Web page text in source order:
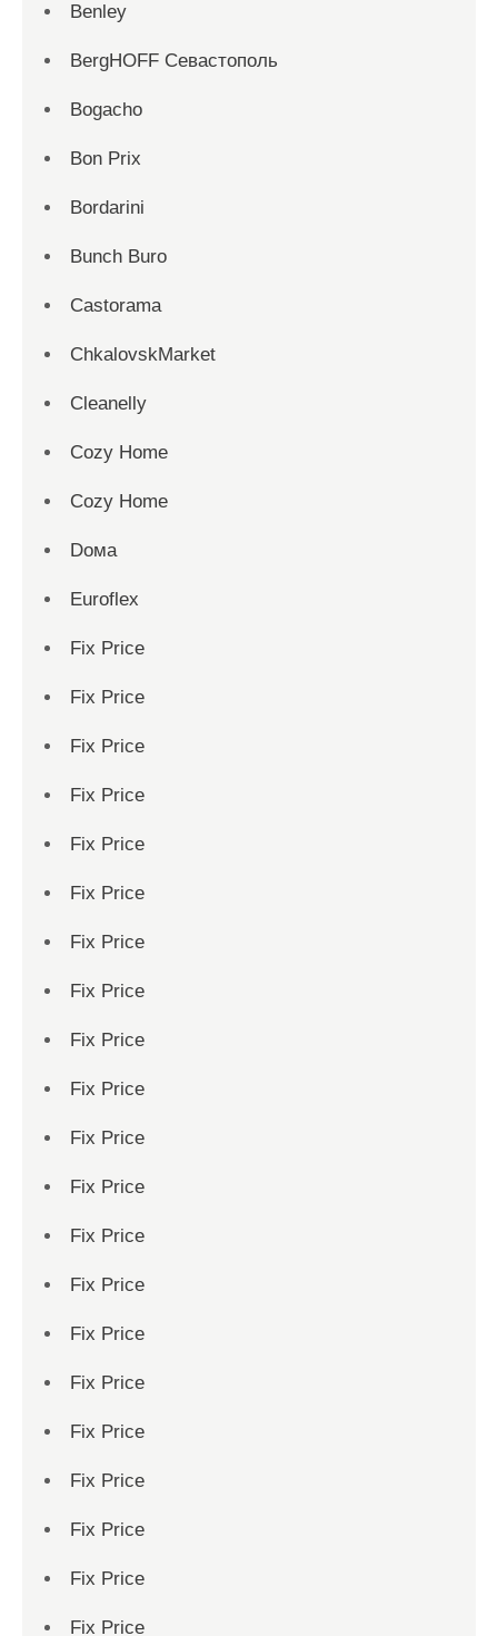
Benley
BergHOFF Севастополь
Bogacho
Bon Prix
Bordarini
Bunch Buro
Castorama
ChkalovskMarket
Cleanelly
Cozy Home
Cozy Home
Dома
Euroflex
Fix Price
Fix Price
Fix Price
Fix Price
Fix Price
Fix Price
Fix Price
Fix Price
Fix Price
Fix Price
Fix Price
Fix Price
Fix Price
Fix Price
Fix Price
Fix Price
Fix Price
Fix Price
Fix Price
Fix Price
Fix Price